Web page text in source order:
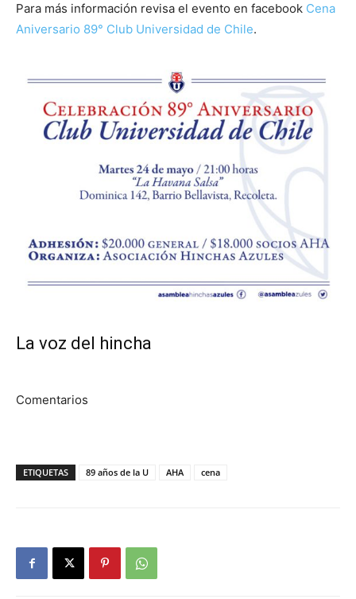
Para más información revisa el evento en facebook Cena
Aniversario 89° Club Universidad de Chile.
La voz del hincha
Comentarios
ETIQUETAS 89 años de la U AHA cena